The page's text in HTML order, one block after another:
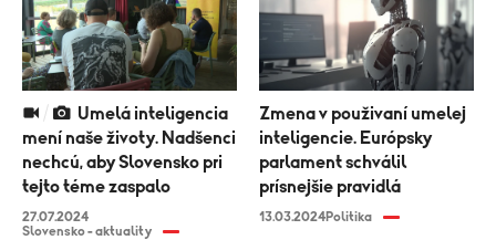
mení naše životy. Nadšenci
nechcú, aby Slovensko pri
tejto téme zaspalo
27.07.2024
Slovensko - aktuality
Zmena v použivaní umelej
inteligencie. Európsky
parlament schválil
prísnejšie pravidlá
13.03.2024Politika